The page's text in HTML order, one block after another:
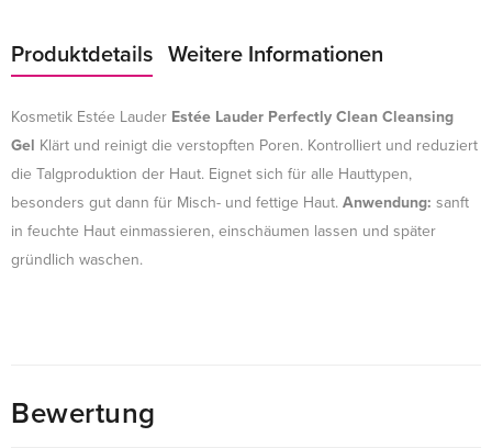
Produktdetails Weitere Informationen
Kosmetik Estée Lauder Estée Lauder Perfectly Clean Cleansing
Gel Klärt und reinigt die verstopften Poren. Kontrolliert und reduziert
die Talgproduktion der Haut. Eignet sich für alle Hauttypen,
besonders gut dann für Misch- und fettige Haut. Anwendung: sanft
in feuchte Haut einmassieren, einschäumen lassen und später
gründlich waschen.
Bewertung